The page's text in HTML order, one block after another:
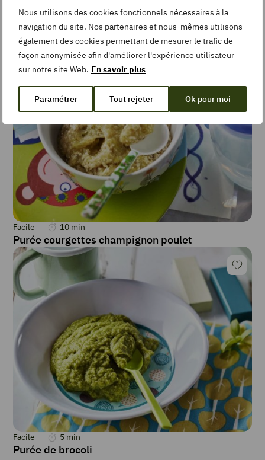
Nous utilisons des cookies fonctionnels nécessaires à la
navigation du site. Nos partenaires et nous-mêmes utilisons
également des cookies permettant de mesurer le trafic de
façon anonymisée afin d'améliorer l'expérience utilisateur
sur notre site Web. En savoir plus
Paramétrer Tout rejeter Ok pour moi
Facile 5min 1 avis
Compote de melon
De saison
Facile 10 min
Purée courgettes champignon poulet
Facile 5 min
Purée de brocoli